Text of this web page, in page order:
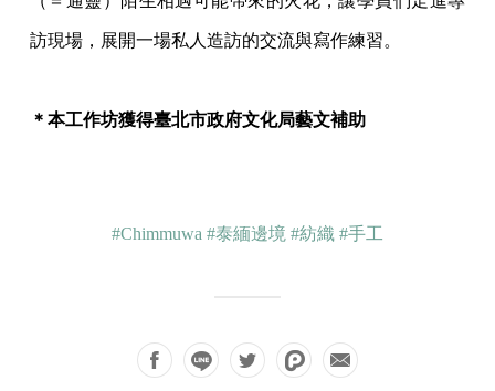
訪現場，展開一場私人造訪的交流與寫作練習。
＊本工作坊獲得臺北市政府文化局藝文補助
#Chimmuwa #泰緬邊境 #紡織 #手工